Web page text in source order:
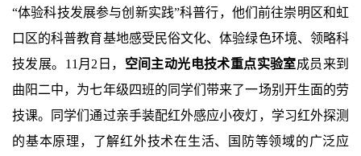
“体验科技发展参与创新实践”科普行，他们前往崇明区和虹
口区的科普教育基地感受民俗文化、体验绿色环境、领略科
技发展。 11 月 2 日， 空间主动光电技术重点实验室成员来到
曲阳二中，为七年级四班的同学们带来了一场别开生面的劳
技课。同学们通过亲手装配红外感应小夜灯，学习红外探测
的基本原理，了解红外技术在生活、国防等领域的广泛应